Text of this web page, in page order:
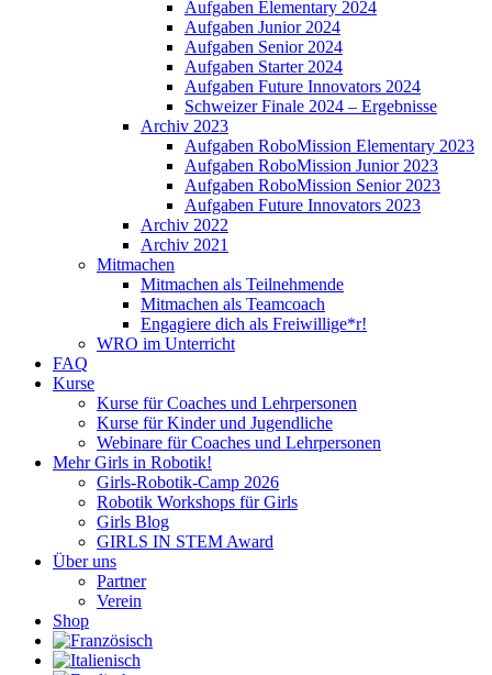
Aufgaben Elementary 2024
Aufgaben Junior 2024
Aufgaben Senior 2024
Aufgaben Starter 2024
Aufgaben Future Innovators 2024
Schweizer Finale 2024 – Ergebnisse
Archiv 2023
Aufgaben RoboMission Elementary 2023
Aufgaben RoboMission Junior 2023
Aufgaben RoboMission Senior 2023
Aufgaben Future Innovators 2023
Archiv 2022
Archiv 2021
Mitmachen
Mitmachen als Teilnehmende
Mitmachen als Teamcoach
Engagiere dich als Freiwillige*r!
WRO im Unterricht
FAQ
Kurse
Kurse für Coaches und Lehrpersonen
Kurse für Kinder und Jugendliche
Webinare für Coaches und Lehrpersonen
Mehr Girls in Robotik!
Girls-Robotik-Camp 2026
Robotik Workshops für Girls
Girls Blog
GIRLS IN STEM Award
Über uns
Partner
Verein
Shop